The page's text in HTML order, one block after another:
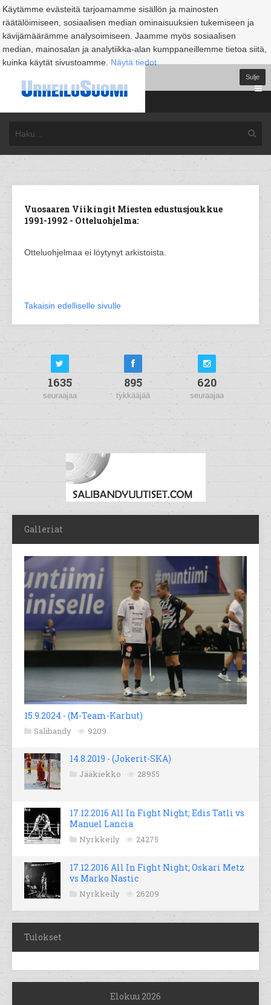
Käytämme evästeitä tarjoamamme sisällön ja mainosten
räätälöimiseen, sosiaalisen median ominaisuuksien tukemiseen ja
kävijämäärämme analysoimiseen. Jaamme myös sosiaalisen
median, mainosalan ja analytiikka-alan kumppaneillemme tietoa siitä,
kuinka käytät sivustoamme. Näytä tiedot
Sulje
Vuosaaren Viikingit Miesten edustusjoukkue
1991-1992 - Otteluohjelma:
Otteluohjelmaa ei löytynyt arkistoista.
Takaisin edelliselle sivulle
1635
seuraajaa
895
tykkääjää
620
seuraajaa
Galleriat
15.9.2024 - (M-Team-Karhut)
Salibandy 9209
14.8.2019 - (Jokerit-SKA)
Jääkiekko 28955
17.12.2016 All In Fight Night; Edis Tatli vs
Manuel Lancia
Nyrkkeily 24275
17.12.2016 All In Fight Night; Oskari Metz
vs Marko Nastic
Nyrkkeily 26209
Tulokset
Elokuu 2026